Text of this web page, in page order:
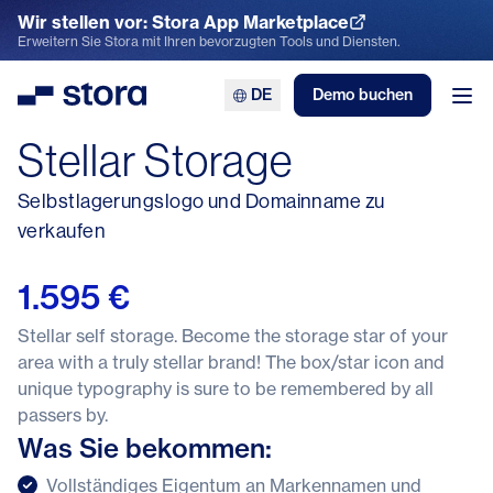
Wir stellen vor: Stora App Marketplace
App Marketplace entdecken
Erweitern Sie Stora mit Ihren bevorzugten Tools und Diensten.
Stora DE Demo buchen
Stellar Storage
Selbstlagerungslogo und Domainname zu
verkaufen
1.595 €
Stellar self storage. Become the storage star of your
area with a truly stellar brand! The box/star icon and
unique typography is sure to be remembered by all
passers by.
Was Sie bekommen:
Vollständiges Eigentum an Markennamen und